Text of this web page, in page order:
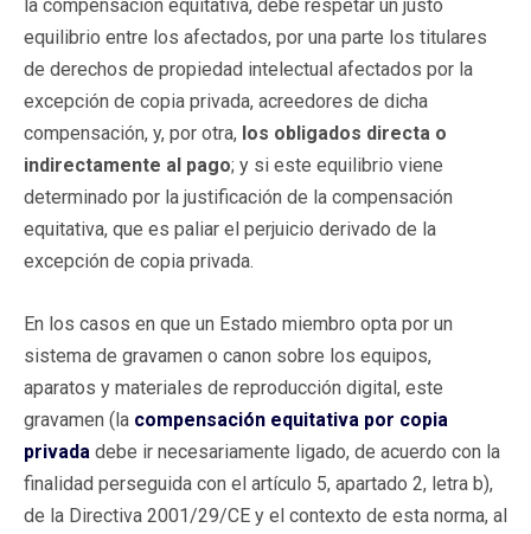
la compensación equitativa, debe respetar un justo
equilibrio entre los afectados, por una parte los titulares
de derechos de propiedad intelectual afectados por la
excepción de copia privada, acreedores de dicha
compensación, y, por otra, los obligados directa o
indirectamente al pago; y si este equilibrio viene
determinado por la justificación de la compensación
equitativa, que es paliar el perjuicio derivado de la
excepción de copia privada.
En los casos en que un Estado miembro opta por un
sistema de gravamen o canon sobre los equipos,
aparatos y materiales de reproducción digital, este
gravamen (la compensación equitativa por copia
privada debe ir necesariamente ligado, de acuerdo con la
finalidad perseguida con el artículo 5, apartado 2, letra b),
de la Directiva 2001/29/CE y el contexto de esta norma, al